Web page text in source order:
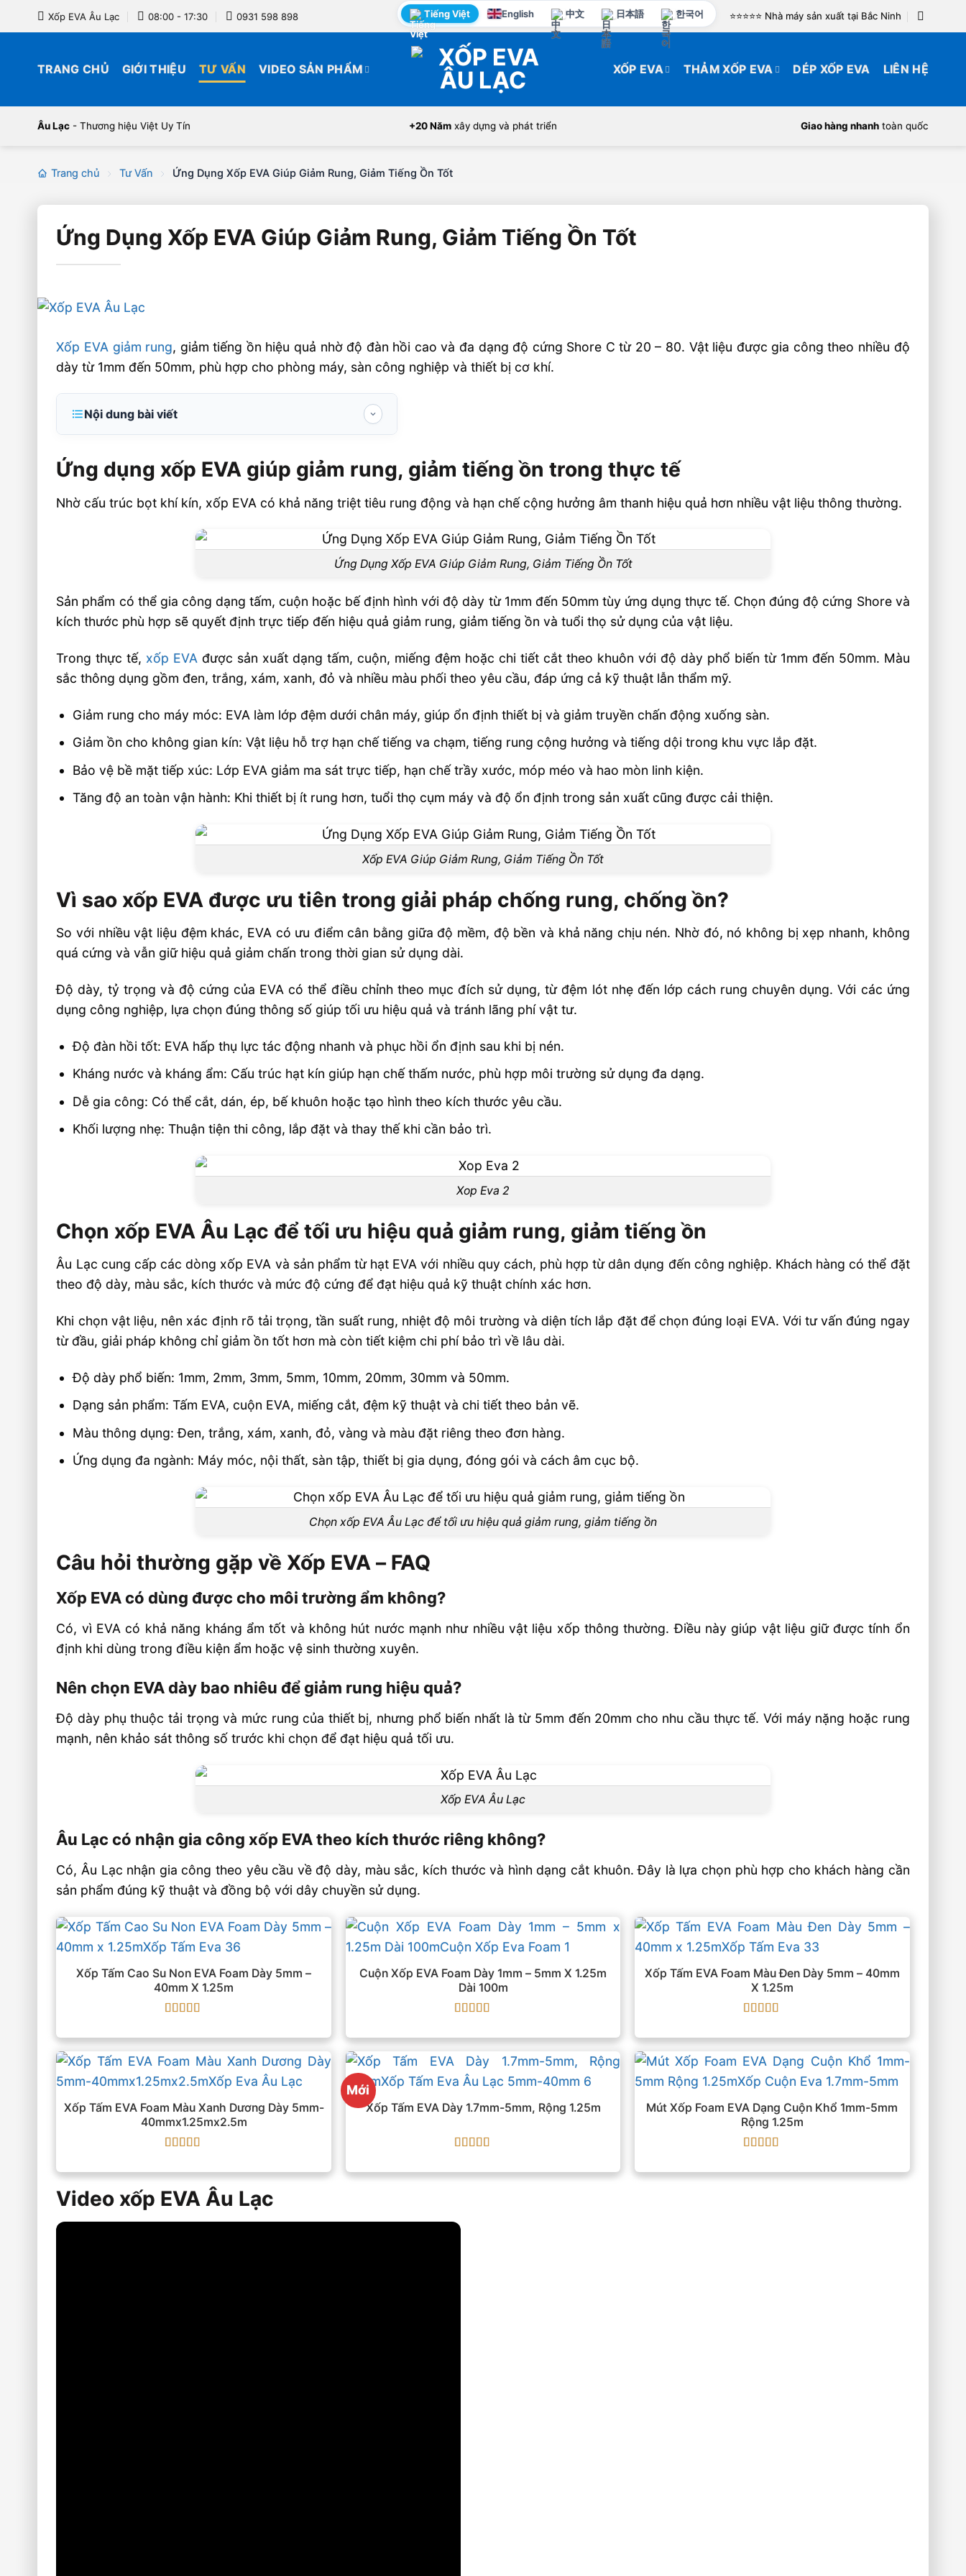
qua
Xốp EVA Âu Lạc 08:00 - 17:30 0931 598 898 Tiếng Việt English 中文 日本語 한국어 ⭐️⭐️⭐️⭐️⭐️ Nhà máy sản xuất tại Bắc Ninh
TRANG CHỦ GIỚI THIỆU TƯ VẤN VIDEO SẢN PHẨM XỐP EVA THẢM XỐP EVA DÉP XỐP EVA LIÊN HỆ
Âu Lạc - Thương hiệu Việt Uy Tín +20 Năm xây dựng và phát triển Giao hàng nhanh toàn quốc
Trang chủ Tư Vấn Ứng Dụng Xốp EVA Giúp Giảm Rung, Giảm Tiếng Ồn Tốt
Ứng Dụng Xốp EVA Giúp Giảm Rung, Giảm Tiếng Ồn Tốt
Xốp EVA giảm rung, giảm tiếng ồn hiệu quả nhờ độ đàn hồi cao và đa dạng độ cứng Shore C từ 20 – 80. Vật liệu được gia công theo nhiều độ
dày từ 1mm đến 50mm, phù hợp cho phòng máy, sàn công nghiệp và thiết bị cơ khí.
Nội dung bài viết
thực tế
rung, chống ồn?
Chọn xốp EVA Âu Lạc để tối ưu hiệu quả giảm rung,
Xốp EVA có dùng được cho môi trường ẩm không?
Nên chọn EVA dày bao nhiêu để giảm rung hiệu quả?
Âu Lạc có nhận gia công xốp EVA theo kích thước
riêng không?
🏭 Sản xuất và phân phối toàn quốc
🎯 Liên hệ mua hàng
Ứng dụng xốp EVA giúp giảm rung, giảm tiếng ồn trong thực tế
Nhờ cấu trúc bọt khí kín, xốp EVA có khả năng triệt tiêu rung động và hạn chế cộng hưởng âm thanh hiệu quả hơn nhiều vật liệu thông thường.
Ứng Dụng Xốp EVA Giúp Giảm Rung, Giảm Tiếng Ồn Tốt
Sản phẩm có thể gia công dạng tấm, cuộn hoặc bế định hình với độ dày từ 1mm đến 50mm tùy ứng dụng thực tế. Chọn đúng độ cứng Shore và
kích thước phù hợp sẽ quyết định trực tiếp đến hiệu quả giảm rung, giảm tiếng ồn và tuổi thọ sử dụng của vật liệu.
Trong thực tế, xốp EVA được sản xuất dạng tấm, cuộn, miếng đệm hoặc chi tiết cắt theo khuôn với độ dày phổ biến từ 1mm đến 50mm. Màu
sắc thông dụng gồm đen, trắng, xám, xanh, đỏ và nhiều màu phối theo yêu cầu, đáp ứng cả kỹ thuật lẫn thẩm mỹ.
Giảm rung cho máy móc: EVA làm lớp đệm dưới chân máy, giúp ổn định thiết bị và giảm truyền chấn động xuống sàn.
Giảm ồn cho không gian kín: Vật liệu hỗ trợ hạn chế tiếng va chạm, tiếng rung cộng hưởng và tiếng dội trong khu vực lắp đặt.
Bảo vệ bề mặt tiếp xúc: Lớp EVA giảm ma sát trực tiếp, hạn chế trầy xước, móp méo và hao mòn linh kiện.
Tăng độ an toàn vận hành: Khi thiết bị ít rung hơn, tuổi thọ cụm máy và độ ổn định trong sản xuất cũng được cải thiện.
Xốp EVA Giúp Giảm Rung, Giảm Tiếng Ồn Tốt
Vì sao xốp EVA được ưu tiên trong giải pháp chống rung, chống ồn?
So với nhiều vật liệu đệm khác, EVA có ưu điểm cân bằng giữa độ mềm, độ bền và khả năng chịu nén. Nhờ đó, nó không bị xẹp nhanh, không
quá cứng và vẫn giữ hiệu quả giảm chấn trong thời gian sử dụng dài.
Độ dày, tỷ trọng và độ cứng của EVA có thể điều chỉnh theo mục đích sử dụng, từ đệm lót nhẹ đến lớp cách rung chuyên dụng. Với các ứng
dụng công nghiệp, lựa chọn đúng thông số giúp tối ưu hiệu quả và tránh lãng phí vật tư.
Độ đàn hồi tốt: EVA hấp thụ lực tác động nhanh và phục hồi ổn định sau khi bị nén.
Kháng nước và kháng ẩm: Cấu trúc hạt kín giúp hạn chế thấm nước, phù hợp môi trường sử dụng đa dạng.
Dễ gia công: Có thể cắt, dán, ép, bế khuôn hoặc tạo hình theo kích thước yêu cầu.
Khối lượng nhẹ: Thuận tiện thi công, lắp đặt và thay thế khi cần bảo trì.
Xop Eva 2
Chọn xốp EVA Âu Lạc để tối ưu hiệu quả giảm rung, giảm tiếng ồn
Âu Lạc cung cấp các dòng xốp EVA và sản phẩm từ hạt EVA với nhiều quy cách, phù hợp từ dân dụng đến công nghiệp. Khách hàng có thể đặt
theo độ dày, màu sắc, kích thước và mức độ cứng để đạt hiệu quả kỹ thuật chính xác hơn.
Khi chọn vật liệu, nên xác định rõ tải trọng, tần suất rung, nhiệt độ môi trường và diện tích lắp đặt để chọn đúng loại EVA. Với tư vấn đúng ngay
từ đầu, giải pháp không chỉ giảm ồn tốt hơn mà còn tiết kiệm chi phí bảo trì về lâu dài.
Độ dày phổ biến: 1mm, 2mm, 3mm, 5mm, 10mm, 20mm, 30mm và 50mm.
Dạng sản phẩm: Tấm EVA, cuộn EVA, miếng cắt, đệm kỹ thuật và chi tiết theo bản vẽ.
Màu thông dụng: Đen, trắng, xám, xanh, đỏ, vàng và màu đặt riêng theo đơn hàng.
Ứng dụng đa ngành: Máy móc, nội thất, sàn tập, thiết bị gia dụng, đóng gói và cách âm cục bộ.
Chọn xốp EVA Âu Lạc để tối ưu hiệu quả giảm rung, giảm tiếng ồn
Câu hỏi thường gặp về Xốp EVA – FAQ
Xốp EVA có dùng được cho môi trường ẩm không?
Có, vì EVA có khả năng kháng ẩm tốt và không hút nước mạnh như nhiều vật liệu xốp thông thường. Điều này giúp vật liệu giữ được tính ổn
định khi dùng trong điều kiện ẩm hoặc vệ sinh thường xuyên.
Nên chọn EVA dày bao nhiêu để giảm rung hiệu quả?
Độ dày phụ thuộc tải trọng và mức rung của thiết bị, nhưng phổ biến nhất là từ 5mm đến 20mm cho nhu cầu thực tế. Với máy nặng hoặc rung
mạnh, nên khảo sát thông số trước khi chọn để đạt hiệu quả tối ưu.
Xốp EVA Âu Lạc
Âu Lạc có nhận gia công xốp EVA theo kích thước riêng không?
Có, Âu Lạc nhận gia công theo yêu cầu về độ dày, màu sắc, kích thước và hình dạng cắt khuôn. Đây là lựa chọn phù hợp cho khách hàng cần
sản phẩm đúng kỹ thuật và đồng bộ với dây chuyền sử dụng.
Xốp Tấm Cao Su Non EVA Foam Dày 5mm –
40mm X 1.25m
hạng55 sao
Cuộn Xốp EVA Foam Dày 1mm – 5mm X 1.25m
Dài 100m
hạng55 sao
Xốp Tấm EVA Foam Màu Đen Dày 5mm – 40mm
X 1.25m
hạng55 sao
Xốp Tấm EVA Foam Màu Xanh Dương Dày 5mm-
40mmx1.25mx2.5m
hạng55 sao
Mới
Xốp Tấm EVA Dày 1.7mm-5mm, Rộng 1.25m
hạng55 sao
Mút Xốp Foam EVA Dạng Cuộn Khổ 1mm-5mm
Rộng 1.25m
hạng55 sao
Video xốp EVA Âu Lạc